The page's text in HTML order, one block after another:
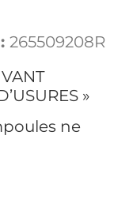
265509208R
»
ne